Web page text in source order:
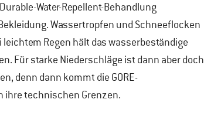
Water-Repellent-Behandlung
Wassertropfen und Schneeflocken
Regen hält das wasserbeständige
Für starke Niederschläge ist dann aber doch
denn dann kommt die GORE-
ihre technischen Grenzen.